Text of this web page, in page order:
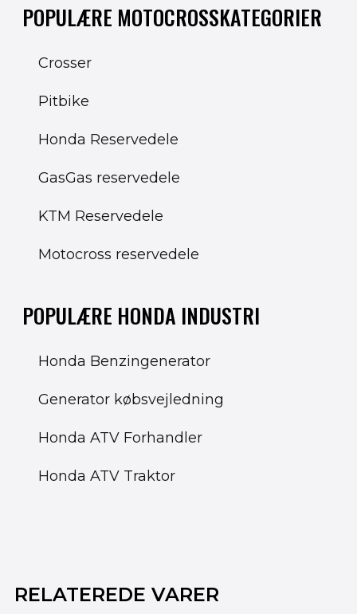
POPULÆRE MOTOCROSSKATEGORIER
Crosser
Pitbike
Honda Reservedele
GasGas reservedele
KTM Reservedele
Motocross reservedele
POPULÆRE HONDA INDUSTRI
Honda Benzingenerator
Generator købsvejledning
Honda ATV Forhandler
Honda ATV Traktor
RELATEREDE VARERoprindelige
pris